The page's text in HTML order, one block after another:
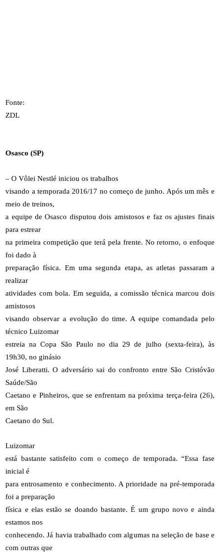
Fonte:
ZDL
Osasco (SP)
– O Vôlei Nestlé iniciou os trabalhos
visando a temporada 2016/17 no começo de junho. Após um mês e
meio de treinos,
a equipe de Osasco disputou dois amistosos e faz os ajustes finais
para estrear
na primeira competição que terá pela frente. No retorno, o enfoque
foi dado à
preparação física. Em uma segunda etapa, as atletas passaram a
realizar
atividades com bola. Em seguida, a comissão técnica marcou dois
amistosos
visando observar a evolução do time. A equipe comandada pelo
técnico Luizomar
estreia na Copa São Paulo no dia 29 de julho (sexta-feira), às
19h30, no ginásio
José Liberatti. O adversário sai do confronto entre São Cristóvão
Saúde/São
Caetano e Pinheiros, que se enfrentam na próxima terça-feira (26),
em São
Caetano do Sul.
Luizomar
está bastante satisfeito com o começo de temporada. “Essa fase
inicial é
para entrosamento e conhecimento. A prioridade na pré-temporada
foi a preparação
física e elas estão se doando bastante. É um grupo novo e ainda
estamos nos
conhecendo. Já havia trabalhado com algumas na seleção de base e
com outras que